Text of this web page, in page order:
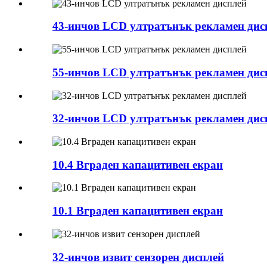
43-инчов LCD ултратънък рекламен
55-инчов LCD ултратънък рекламен
32-инчов LCD ултратънък рекламен
10.4 Вграден капацитивен екран
10.1 Вграден капацитивен екран
32-инчов извит сензорен дисплей